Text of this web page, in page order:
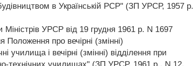
в Українській РСР" (ЗП УРСР, 1957
УРСР від 19 грудня 1961 р. N 1697
Положення про вечірні (змінні)
училища і вечірні (змінні) відділення при
технічних училищах" (ЗП УРСР, 1961 р., N 12,